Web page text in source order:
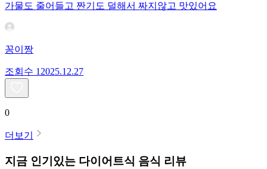
가물도 줄어들고 짠기도 덜해서 짜지않고 맛있어요
꽁이짱
조회수 12025.12.27
0
더보기
지금 인기있는 다이어트식 음식 리뷰